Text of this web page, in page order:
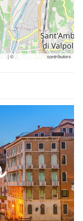
|© OpenStreetMap contributors